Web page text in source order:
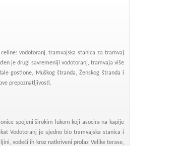
vodotoranj, tramvajska stanica za tramvaj
je drugi savremeniji vodotoranj, tramvaja više
gostione, Muškog štranda, Ženskog štranda i
prepoznatljivosti.
spojeni širokim lukom koji asocira na kapije
Vodotoranj je ujedno bio tramvajska stanica i
vodeći ih kroz natkriveni prolaz Velike terase,